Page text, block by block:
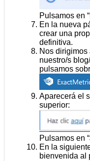
Pulsamos en
En la nueva
crear una
definitiva.
Nos
nuestro/s
pulsamos
Aparecerá el
superior:
Pulsamos en
En la
bienvenida al